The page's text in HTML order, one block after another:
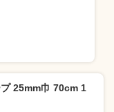
25mm巾 70cm 1